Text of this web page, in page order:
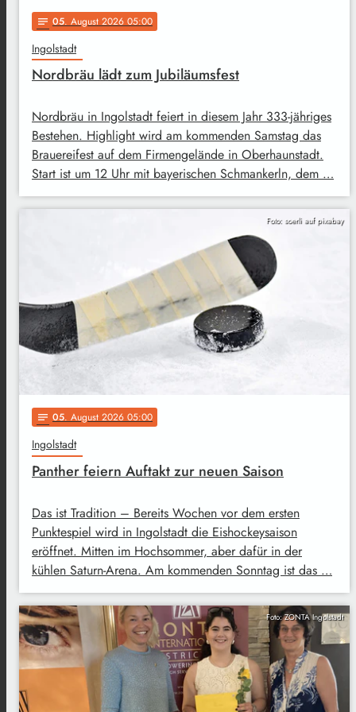
notes 05. August 2026 05:00
Ingolstadt
Nordbräu lädt zum Jubiläumsfest
Nordbräu in Ingolstadt feiert in diesem Jahr 333-jähriges
Bestehen. Highlight wird am kommenden Samstag das
Brauereifest auf dem Firmengelände in Oberhaunstadt.
Start ist um 12 Uhr mit bayerischen Schmankerln, dem …
Foto: soerli auf pixabay
notes 05. August 2026 05:00
Ingolstadt
Panther feiern Auftakt zur neuen Saison
Das ist Tradition – Bereits Wochen vor dem ersten
Punktespiel wird in Ingolstadt die Eishockeysaison
eröffnet. Mitten im Hochsommer, aber dafür in der
kühlen Saturn-Arena. Am kommenden Sonntag ist das …
Foto: ZONTA Ingolstadt